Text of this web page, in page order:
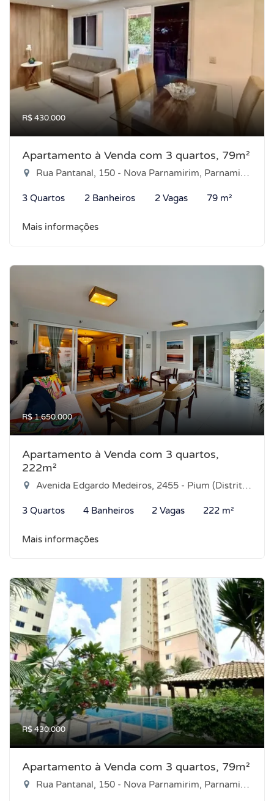
R$ 430.000
Apartamento à Venda com 3 quartos, 79m²
Rua Pantanal, 150 - Nova Parnamirim, Parnamirim-RN
3 Quartos 2 Banheiros 2 Vagas 79 m²
Mais informações
R$ 1.650.000
Apartamento à Venda com 3 quartos,
222m²
Avenida Edgardo Medeiros, 2455 - Pium (Distrito Litoral), Parnamirim-RN
3 Quartos 4 Banheiros 2 Vagas 222 m²
Mais informações
R$ 430.000
Apartamento à Venda com 3 quartos, 79m²
Rua Pantanal, 150 - Nova Parnamirim, Parnamirim-RN